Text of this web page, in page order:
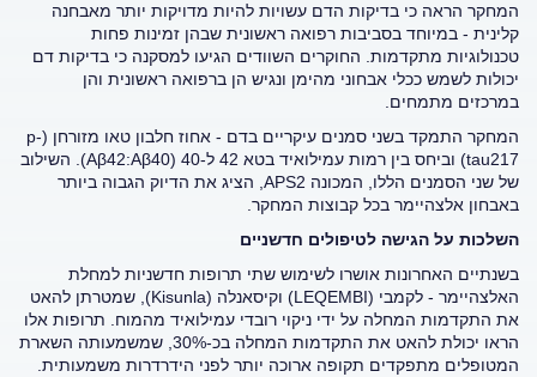
המחקר הראה כי בדיקות הדם עשויות להיות מדויקות יותר מאבחנה
קלינית - במיוחד בסביבות רפואה ראשונית שבהן זמינות פחות
טכנולוגיות מתקדמות. החוקרים השוודים הגיעו למסקנה כי בדיקות דם
יכולות לשמש ככלי אבחוני מהימן ונגיש הן ברפואה ראשונית והן
במרכזים מתמחים.
המחקר התמקד בשני סמנים עיקריים בדם - אחוז חלבון טאו מזורחן (p-
tau217) וביחס בין רמות עמילואיד בטא 42 ל-40 ( Aβ42:Aβ40). השילוב
של שני הסמנים הללו, המכונה
APS2, הציג את הדיוק הגבוה ביותר
באבחון אלצהיימר בכל קבוצות המחקר.
השלכות על הגישה לטיפולים חדשניים
בשנתיים האחרונות אושרו לשימוש שתי תרופות חדשניות למחלת
האלצהיימר - לקמבי (LEQEMBI) וקיסאנלה (Kisunla), שמטרתן להאט
את התקדמות המחלה על ידי ניקוי רובדי עמילואיד מהמוח. תרופות אלו
הראו יכולת להאט את התקדמות המחלה בכ-30%, שמשמעותה השארת
המטופלים מתפקדים תקופה ארוכה יותר לפני הידרדרות משמעותית.